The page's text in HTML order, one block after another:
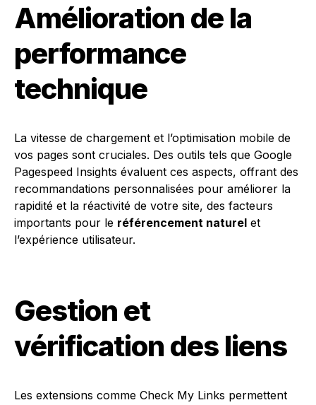
Amélioration de la
performance
technique
La vitesse de chargement et l’optimisation mobile de
vos pages sont cruciales. Des outils tels que Google
Pagespeed Insights évaluent ces aspects, offrant des
recommandations personnalisées pour améliorer la
rapidité et la réactivité de votre site, des facteurs
importants pour le référencement naturel et
l’expérience utilisateur.
Gestion et
vérification des liens
Les extensions comme Check My Links permettent